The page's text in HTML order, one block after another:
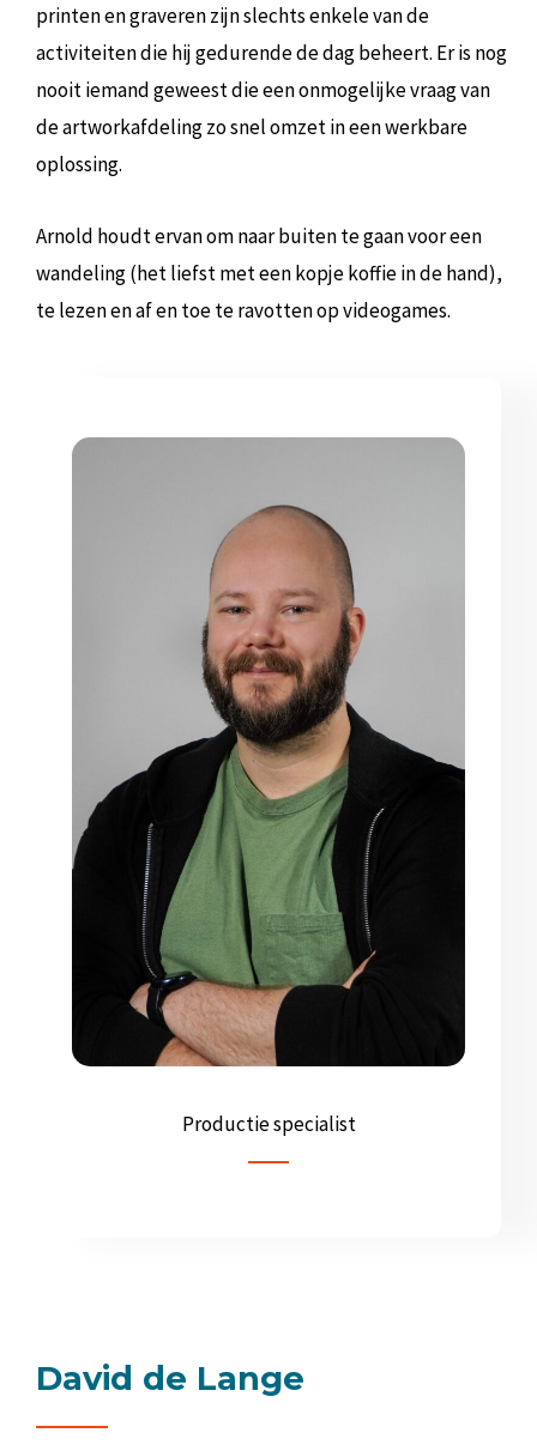
printen en graveren zijn slechts enkele van de
activiteiten die hij gedurende de dag beheert. Er is nog
nooit iemand geweest die een onmogelijke vraag van
de artworkafdeling zo snel omzet in een werkbare
oplossing.
Arnold houdt ervan om naar buiten te gaan voor een
wandeling (het liefst met een kopje koffie in de hand),
te lezen en af en toe te ravotten op videogames.
Productie specialist
David de Lange